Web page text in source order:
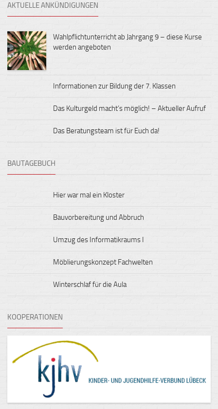
AKTUELLE ANKÜNDIGUNGEN
Wahlpflichtunterricht ab Jahrgang 9 – diese Kurse
werden angeboten
Informationen zur Bildung der 7. Klassen
Das Kulturgeld macht’s möglich! – Aktueller Aufruf
Das Beratungsteam ist für Euch da!
BAUTAGEBUCH
Hier war mal ein Kloster
Bauvorbereitung und Abbruch
Umzug des Informatikraums I
Möblierungskonzept Fachwelten
Winterschlaf für die Aula
KOOPERATIONEN